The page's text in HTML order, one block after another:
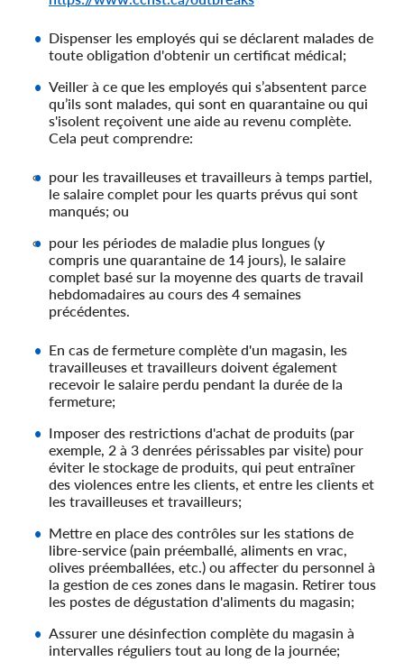
Dispenser les employés qui se déclarent malades de
toute obligation d'obtenir un certificat médical;
Veiller à ce que les employés qui s’absentent parce
qu’ils sont malades, qui sont en quarantaine ou qui
s'isolent reçoivent une aide au revenu complète.
Cela peut comprendre:
pour les travailleuses et travailleurs à temps partiel,
le salaire complet pour les quarts prévus qui sont
manqués; ou
pour les périodes de maladie plus longues (y
compris une quarantaine de 14 jours), le salaire
complet basé sur la moyenne des quarts de travail
hebdomadaires au cours des 4 semaines
précédentes.
En cas de fermeture complète d'un magasin, les
travailleuses et travailleurs doivent également
recevoir le salaire perdu pendant la durée de la
fermeture;
Imposer des restrictions d'achat de produits (par
exemple, 2 à 3 denrées périssables par visite) pour
éviter le stockage de produits, qui peut entraîner
des violences entre les clients, et entre les clients et
les travailleuses et travailleurs;
Mettre en place des contrôles sur les stations de
libre-service (pain préemballé, aliments en vrac,
olives préemballées, etc.) ou affecter du personnel à
la gestion de ces zones dans le magasin. Retirer tous
les postes de dégustation d'aliments du magasin;
Assurer une désinfection complète du magasin à
intervalles réguliers tout au long de la journée;